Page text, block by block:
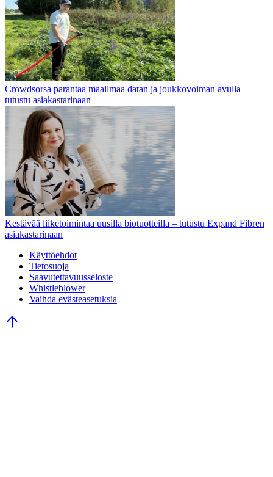
Crowdsorsa parantaa maailmaa datan ja joukkovoiman avulla –
tutustu asiakastarinaan
Kestävää liiketoimintaa uusilla biotuotteilla – tutustu Expand Fibren
asiakastarinaan
Käyttöehdot
Tietosuoja
Saavutettavuusseloste
Whistleblower
Vaihda evästeasetuksia